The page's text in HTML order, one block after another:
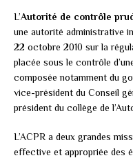
L’Autorité de contrôle
une autorité administrative
22 octobre 2010 sur la
placée sous le contrôle
composée notamment du
vice-président du Conseil
président du collège de
L’ACPR a deux grandes
effective et appropriée des